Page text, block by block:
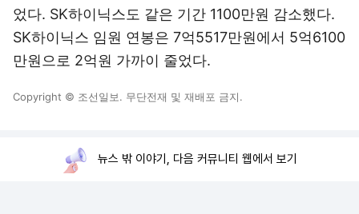
었다. SK하이닉스도 같은 기간 1100만원 감소했다.
SK하이닉스 임원 연봉은 7억5517만원에서 5억6100
만원으로 2억원 가까이 줄었다.
Copyright © 조선일보. 무단전재 및 재배포 금지.
뉴스 밖 이야기, 다음 커뮤니티 웹에서 보기